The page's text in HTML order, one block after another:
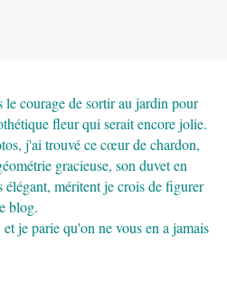
le courage de sortir au jardin pour
fleur qui serait encore jolie.
j'ai trouvé ce cœur de chardon,
gracieuse, son duvet en
méritent je crois de figurer
blog.
je parie qu'on ne vous en a jamais